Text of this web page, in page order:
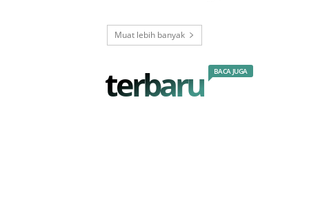
Muat lebih banyak
terbaru BACA JUGA